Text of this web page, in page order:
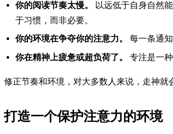
你的阅读节奏太慢。
以远低于自身自然
于习惯，而非必要。
你的环境在争夺你的注意力。
每一条通
你在精神上疲惫或超负荷了。
专注是一
修正节奏和环境，对大多数人来说，走神就
打造一个保护注意力的环境